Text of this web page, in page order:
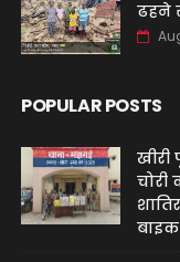
ढहने
POPULAR POSTS